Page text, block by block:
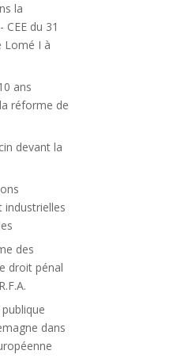
la
CEE du 31
Lomé I à
ans
réforme de
devant la
industrielles
des
droit pénal
publique
dans